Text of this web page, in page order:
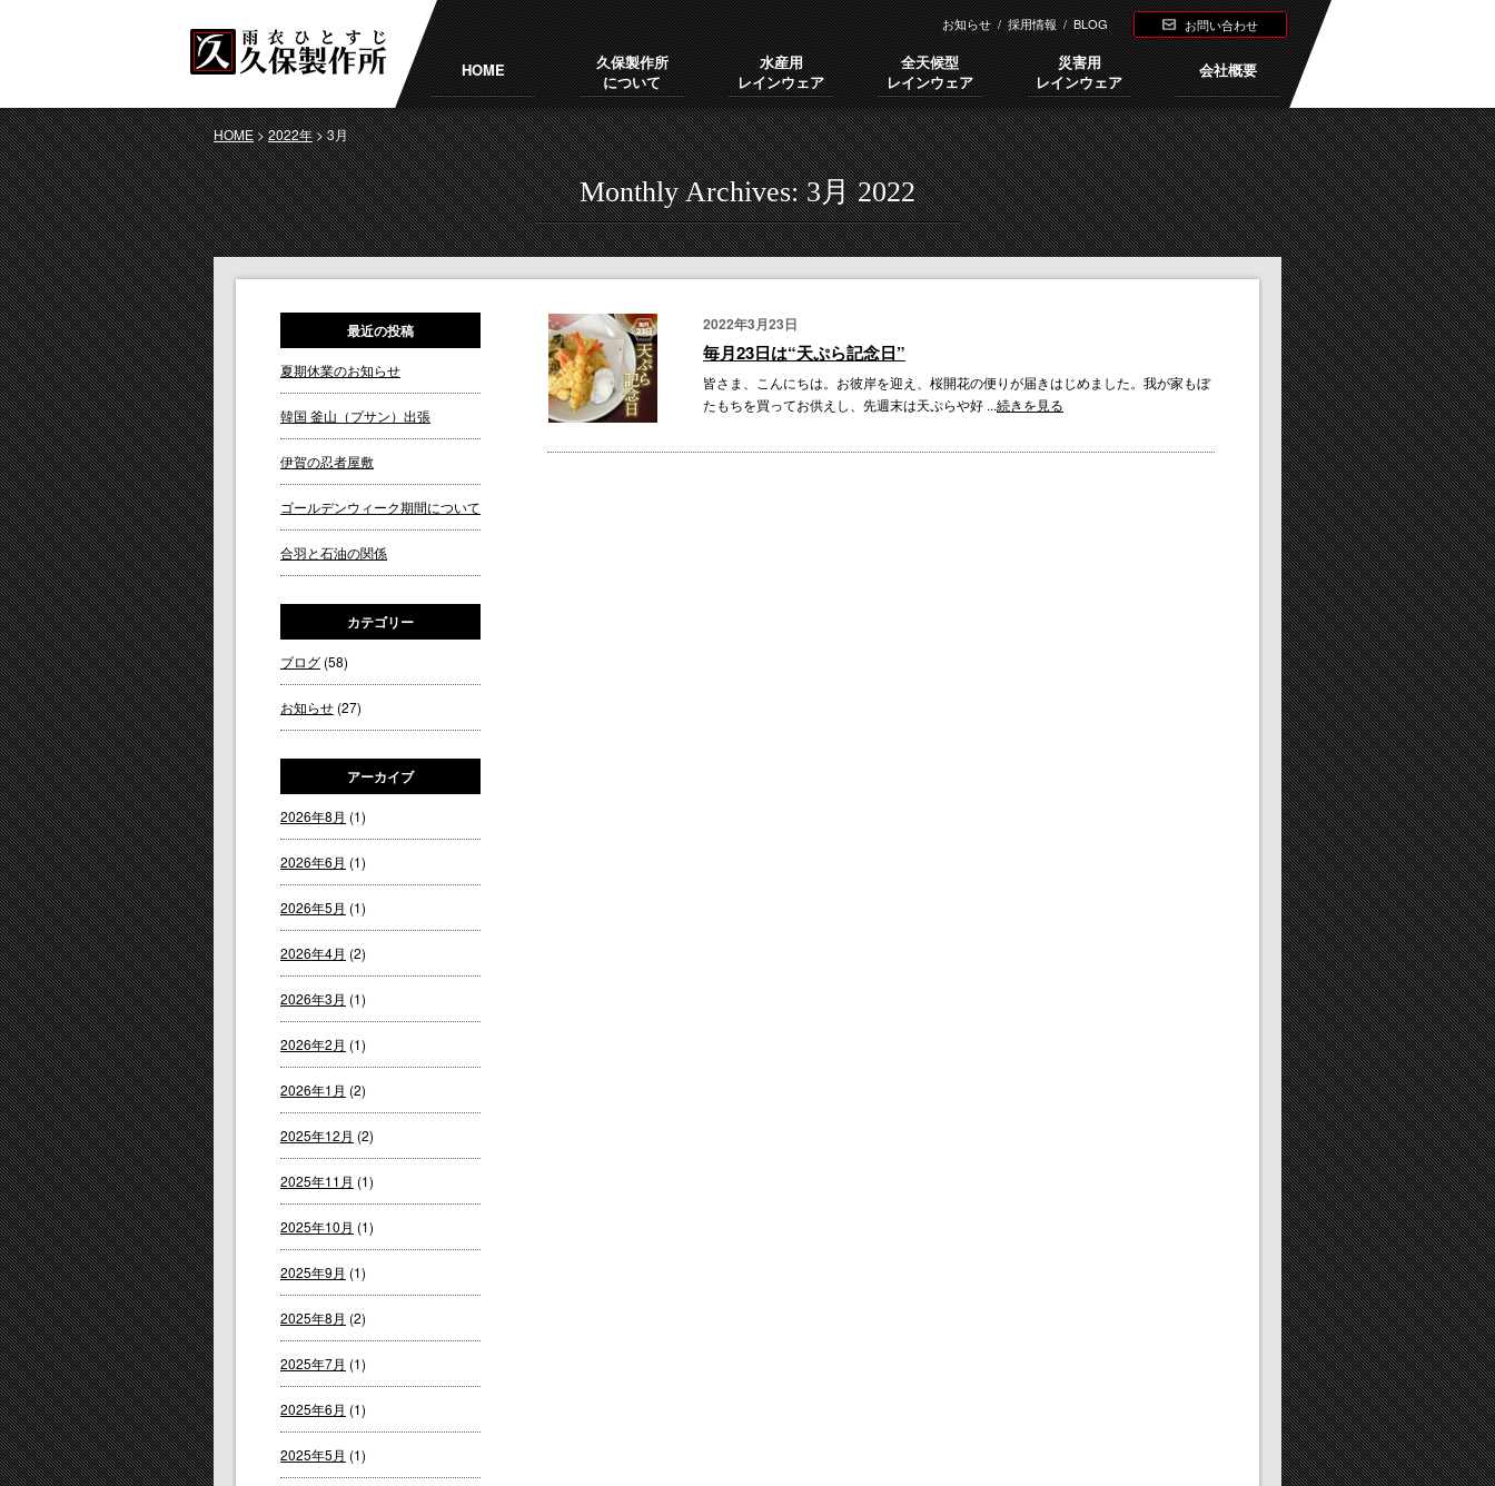
お知らせ/採用情報/BLOG お問い合わせ
HOME
久保製作所
について
水産用
レインウェア
全天候型
レインウェア
災害用
レインウェア
会社概要
HOME>2022年>3月
Monthly Archives:3月 2022
2022年3月23日
毎月23日は“天ぷら記念日”
皆さま、こんにちは。お彼岸を迎え、桜開花の便りが届きはじめました。我が家もぼ
たもちを買ってお供えし、先週末は天ぷらや好 ...続きを見る
最近の投稿
夏期休業のお知らせ
韓国 釜山（プサン）出張
伊賀の忍者屋敷
ゴールデンウィーク期間について
合羽と石油の関係
カテゴリー
ブログ (58)
お知らせ (27)
アーカイブ
2026年8月 (1)
2026年6月 (1)
2026年5月 (1)
2026年4月 (2)
2026年3月 (1)
2026年2月 (1)
2026年1月 (2)
2025年12月 (2)
2025年11月 (1)
2025年10月 (1)
2025年9月 (1)
2025年8月 (2)
2025年7月 (1)
2025年6月 (1)
2025年5月 (1)